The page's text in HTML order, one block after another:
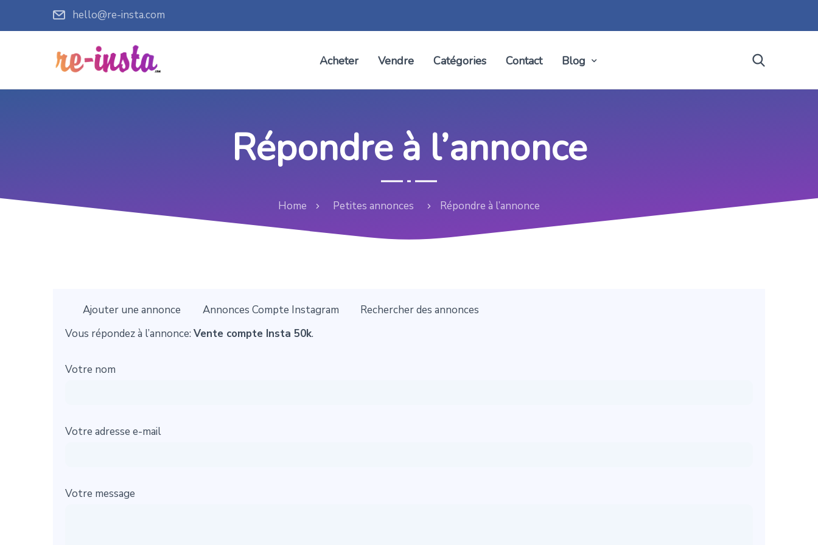
hello@re-insta.com
Acheter Vendre Catégories Contact Blog
Répondre à l’annonce
Home Petites annonces Répondre à l’annonce
Ajouter une annonce Annonces Compte Instagram
Rechercher des annonces
Vous répondez à l’annonce: Vente compte Insta 50k.
Votre nom
Votre adresse e-mail
Votre message